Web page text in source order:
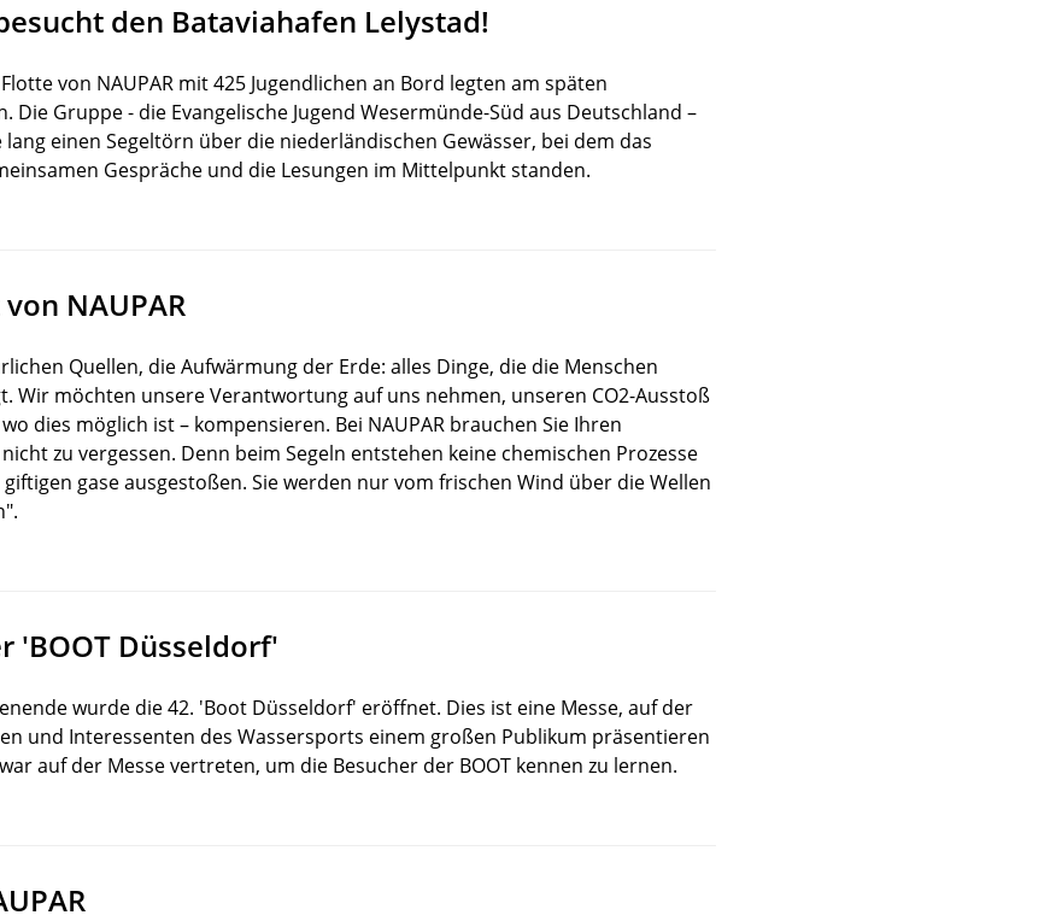
den Bataviahafen Lelystad!
von NAUPAR mit 425 Jugendlichen an Bord legten am späten
Die Gruppe - die Evangelische Jugend Wesermünde-Süd aus Deutschland –
einen Segeltörn über die niederländischen Gewässer, bei dem das
Gespräche und die Lesungen im Mittelpunkt standen.
NAUPAR
Quellen, die Aufwärmung der Erde: alles Dinge, die die Menschen
Wir möchten unsere Verantwortung auf uns nehmen, unseren CO2-Ausstoß
dies möglich ist – kompensieren. Bei NAUPAR brauchen Sie Ihren
zu vergessen. Denn beim Segeln entstehen keine chemischen Prozesse
gase ausgestoßen. Sie werden nur vom frischen Wind über die Wellen
'BOOT Düsseldorf'
wurde die 42. 'Boot Düsseldorf' eröffnet. Dies ist eine Messe, auf der
und Interessenten des Wassersports einem großen Publikum präsentieren
auf der Messe vertreten, um die Besucher der BOOT kennen zu lernen.